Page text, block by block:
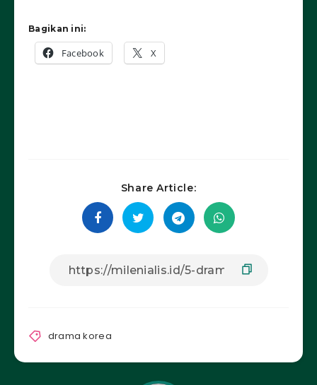
Bagikan ini:
Facebook X
Share Article:
drama korea